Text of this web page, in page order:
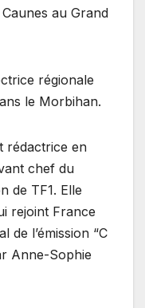
Caunes au Grand
régionale
le Morbihan.
rédactrice en
chef du
de TF1. Elle
rejoint France
de l’émission “C
Anne-Sophie